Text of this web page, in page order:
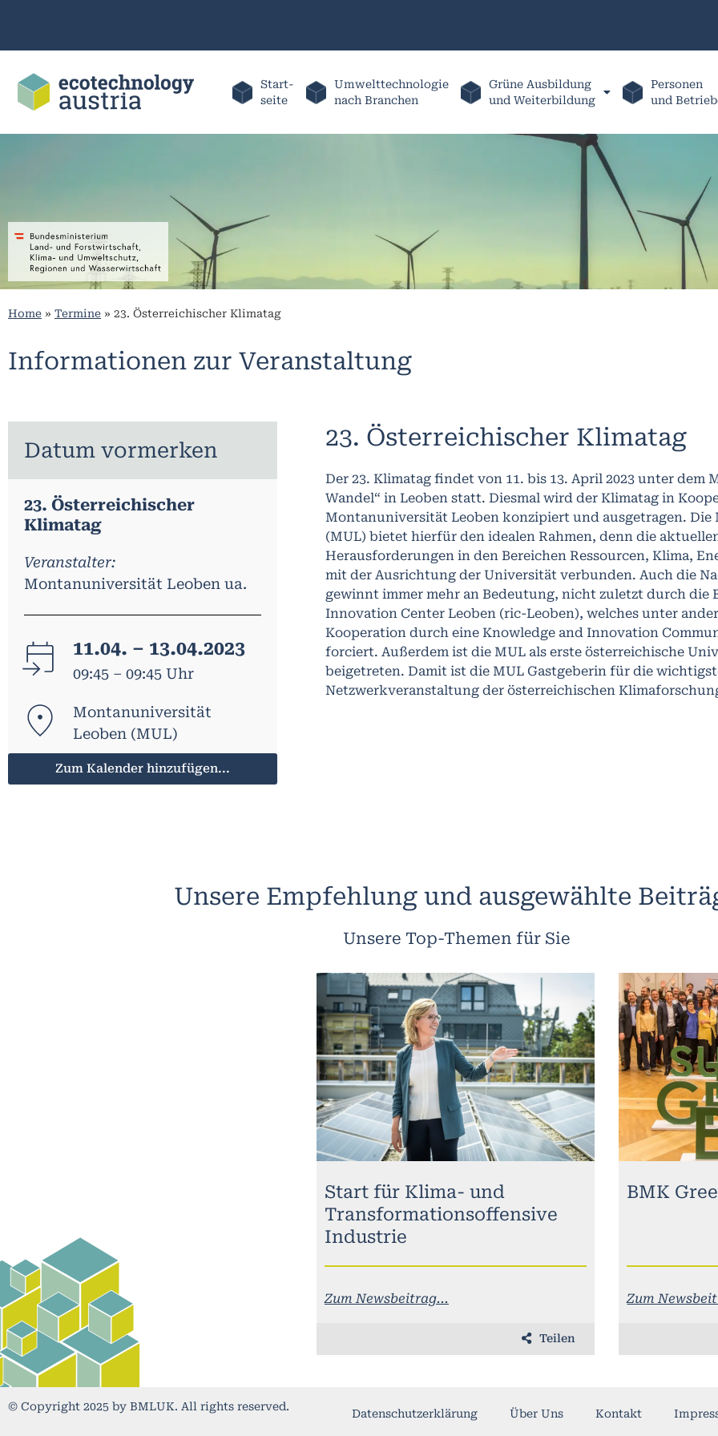
Start-
seite
Umwelttechnologie
nach Branchen
Grüne Ausbildung
und Weiterbildung
Personen
und
Home » Termine » 23. Österreichischer Klimatag
Informationen zur Veranstaltung
Datum vormerken
23. Österreichischer
Klimatag
Veranstalter:
Montanuniversität Leoben ua.
11.04. – 13.04.2023
09:45 – 09:45 Uhr
Montanuniversität
Leoben (MUL)
Zum Kalender hinzufügen...
23. Österreichischer Klimatag
Der 23. Klimatag findet von 11. bis 13. April 2023 unter dem
Wandel“ in Leoben statt. Diesmal wird der Klimatag in
Montanuniversität Leoben konzipiert und ausgetragen.
(MUL) bietet hierfür den idealen Rahmen, denn die
Herausforderungen in den Bereichen Ressourcen, Klima,
mit der Ausrichtung der Universität verbunden. Auch die
gewinnt immer mehr an Bedeutung, nicht zuletzt durch die
Innovation Center Leoben (ric-Leoben), welches unter
Kooperation durch eine Knowledge and Innovation
forciert. Außerdem ist die MUL als erste österreichische
beigetreten. Damit ist die MUL Gastgeberin für die
Netzwerkveranstaltung der österreichischen
Unsere Empfehlung und ausgewählte
Unsere Top-Themen für Sie
Start für Klima- und
Transformationsoffensive
Industrie
Zum Newsbeitrag...
Teilen
BMK
Zum
© Copyright 2025 by BMLUK. All rights reserved.
Datenschutzerklärung Über Uns Kontakt